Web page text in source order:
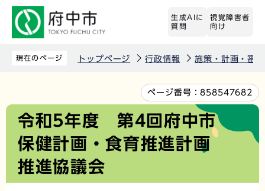
先
生成AIに
質問
視覚障害者
向け
現在のページ トップページ 行政情報 施策・計画・審
文
ページ番号：858547682
令和5年度 第4回府中市
保健計画・食育推進計画
推進協議会